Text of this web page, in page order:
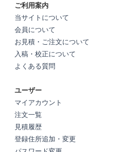
ご利用案内
当サイトについて
会員について
お見積・ご注文について
入稿・校正について
よくある質問
ユーザー
マイアカウント
注文一覧
見積履歴
登録住所追加・変更